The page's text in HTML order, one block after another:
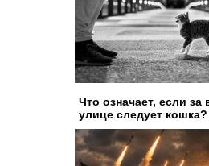
Что означает, если за
улице следует